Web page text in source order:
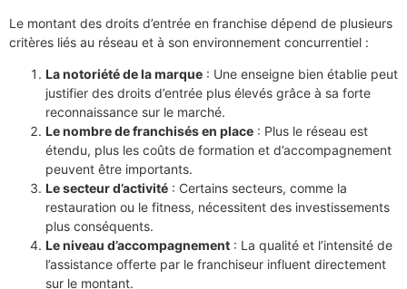
Le montant des droits d’entrée en franchise dépend de plusieurs
critères liés au réseau et à son environnement concurrentiel :
La notoriété de la marque : Une enseigne bien établie peut
justifier des droits d’entrée plus élevés grâce à sa forte
reconnaissance sur le marché.
Le nombre de franchisés en place : Plus le réseau est
étendu, plus les coûts de formation et d’accompagnement
peuvent être importants.
Le secteur d’activité : Certains secteurs, comme la
restauration ou le fitness, nécessitent des investissements
plus conséquents.
Le niveau d’accompagnement : La qualité et l’intensité de
l’assistance offerte par le franchiseur influent directement
sur le montant.